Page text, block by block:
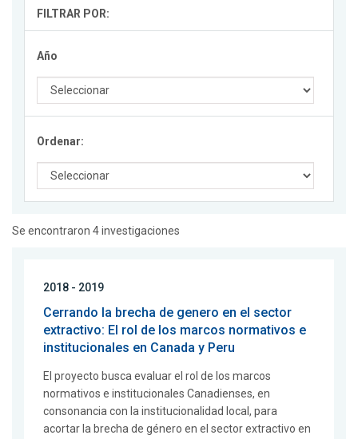
FILTRAR POR:
Año
Ordenar:
Se encontraron 4 investigaciones
2018 - 2019
Cerrando la brecha de genero en el sector
extractivo: El rol de los marcos normativos e
institucionales en Canada y Peru
El proyecto busca evaluar el rol de los marcos
normativos e institucionales Canadienses, en
consonancia con la institucionalidad local, para
acortar la brecha de género en el sector extractivo en